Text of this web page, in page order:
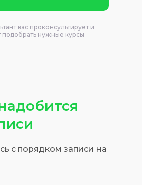
вас проконсультирует и
нужные курсы
с порядком записи на